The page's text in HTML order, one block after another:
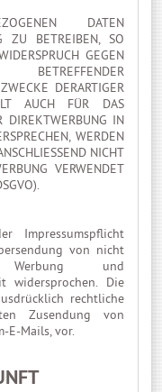
DATEN
ZU BETREIBEN, SO
GEGEN
DERARTIGER
AUCH FÜR DAS
DIREKTWERBUNG IN
WERDEN
NICHT
VERWENDET
Impressumspflicht
von nicht
Werbung und
widersprochen. Die
rechtliche
Zusendung von
E-Mails, vor.